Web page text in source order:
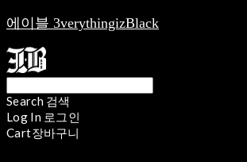
에이블 3verythingizBlack
Search 검색
Log In 로그인
Cart장바구니